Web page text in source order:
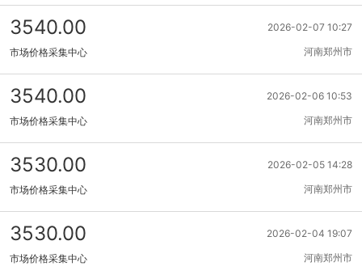
2026-02-07 10:27
3540.00
河南郑州市
市场价格采集中心
2026-02-06 10:53
3540.00
河南郑州市
市场价格采集中心
2026-02-05 14:28
3530.00
河南郑州市
市场价格采集中心
2026-02-04 19:07
3530.00
河南郑州市
市场价格采集中心